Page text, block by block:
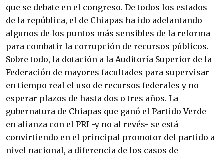
que se debate en el congreso. De todos los estados
de la república, el de Chiapas ha ido adelantando
algunos de los puntos más sensibles de la reforma
para combatir la corrupción de recursos públicos.
Sobre todo, la dotación a la Auditoría Superior de la
Federación de mayores facultades para supervisar
en tiempo real el uso de recursos federales y no
esperar plazos de hasta dos o tres años. La
gubernatura de Chiapas que ganó el Partido Verde
en alianza con el PRI -y no al revés- se está
convirtiendo en el principal promotor del partido a
nivel nacional, a diferencia de los casos de